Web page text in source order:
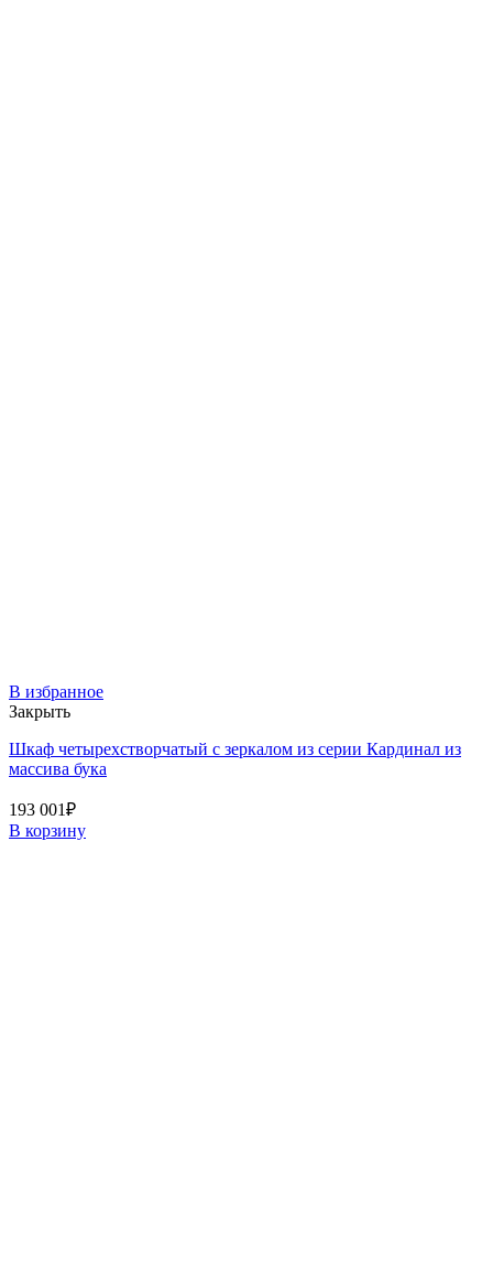
В избранное
Закрыть
Шкаф четырехстворчатый с зеркалом из серии Кардинал из
массива бука
193 001₽
В корзину